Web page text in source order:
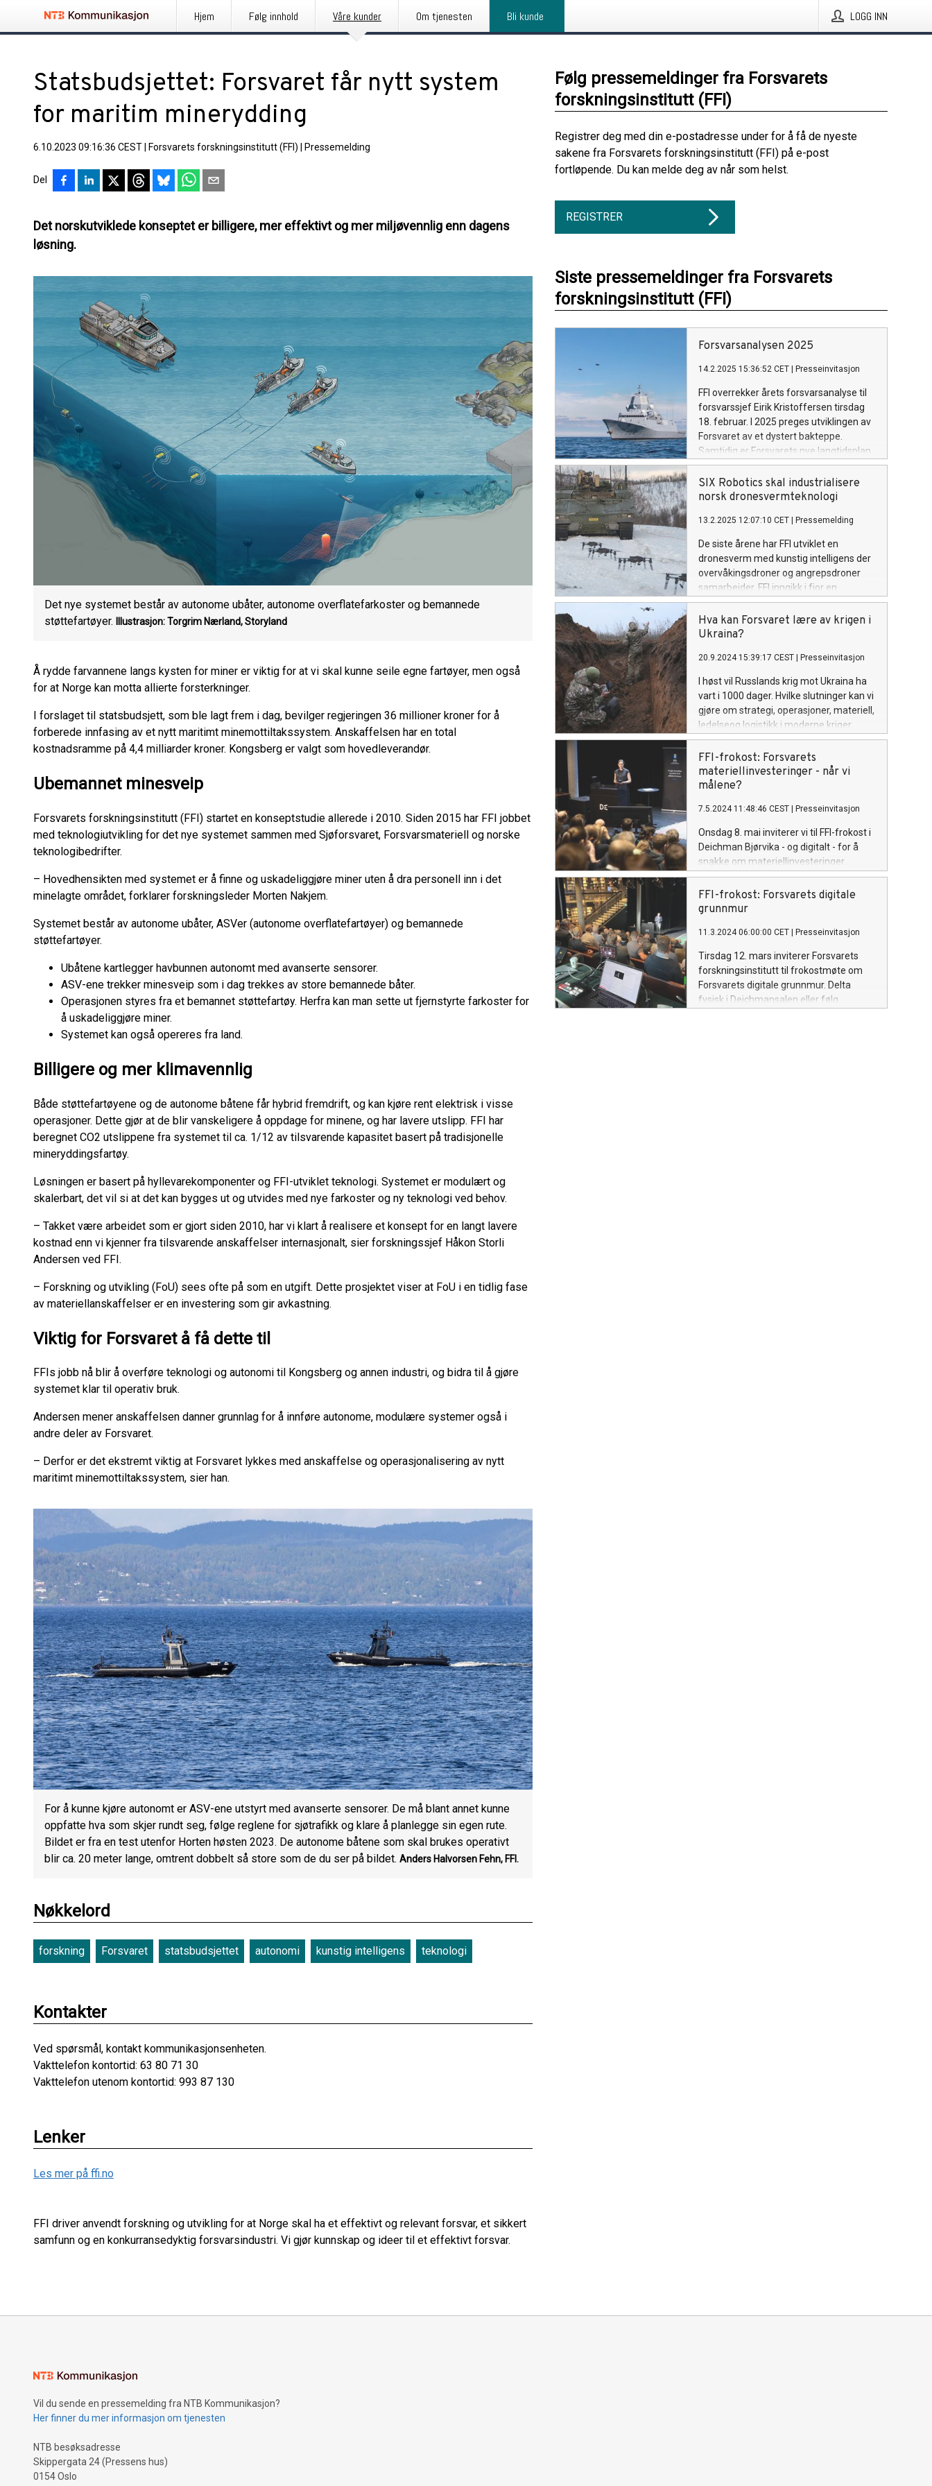
Hjem Følg innhold Våre kunder Om tjenesten Bli kunde LOGG INN
Statsbudsjettet: Forsvaret får nytt system
for maritim minerydding
6.10.2023 09:16:36 CEST Forsvarets forskningsinstitutt (FFI) Pressemelding
Del
Det norskutviklede konseptet er billigere, mer effektivt og mer miljøvennlig enn dagens
løsning.
Det nye systemet består av autonome ubåter, autonome overflatefarkoster og bemannede
støttefartøyer.
Illustrasjon: Torgrim Nærland, Storyland
Å rydde farvannene langs kysten for miner er viktig for at vi skal kunne seile egne fartøyer, men også
for at Norge kan motta allierte forsterkninger.
I forslaget til statsbudsjett, som ble lagt frem i dag, bevilger regjeringen 36 millioner kroner for å
forberede innfasing av et nytt maritimt minemottiltakssystem. Anskaffelsen har en total
kostnadsramme på 4,4 milliarder kroner. Kongsberg er valgt som hovedleverandør.
Ubemannet minesveip
Forsvarets forskningsinstitutt (FFI) startet en konseptstudie allerede i 2010. Siden 2015 har FFI jobbet
med teknologiutvikling for det nye systemet sammen med Sjøforsvaret, Forsvarsmateriell og norske
teknologibedrifter.
– Hovedhensikten med systemet er å finne og uskadeliggjøre miner uten å dra personell inn i det
minelagte området, forklarer forskningsleder Morten Nakjem.
Systemet består av autonome ubåter, ASVer (autonome overflatefartøyer) og bemannede
støttefartøyer.
Ubåtene kartlegger havbunnen autonomt med avanserte sensorer.
ASV-ene trekker minesveip som i dag trekkes av store bemannede båter.
Operasjonen styres fra et bemannet støttefartøy. Herfra kan man sette ut fjernstyrte farkoster for
å uskadeliggjøre miner.
Systemet kan også opereres fra land.
Billigere og mer klimavennlig
Både støttefartøyene og de autonome båtene får hybrid fremdrift, og kan kjøre rent elektrisk i visse
operasjoner. Dette gjør at de blir vanskeligere å oppdage for minene, og har lavere utslipp. FFI har
beregnet CO2 utslippene fra systemet til ca. 1/12 av tilsvarende kapasitet basert på tradisjonelle
mineryddingsfartøy.
Løsningen er basert på hyllevarekomponenter og FFI-utviklet teknologi. Systemet er modulært og
skalerbart, det vil si at det kan bygges ut og utvides med nye farkoster og ny teknologi ved behov.
– Takket være arbeidet som er gjort siden 2010, har vi klart å realisere et konsept for en langt lavere
kostnad enn vi kjenner fra tilsvarende anskaffelser internasjonalt, sier forskningssjef Håkon Storli
Andersen ved FFI.
– Forskning og utvikling (FoU) sees ofte på som en utgift. Dette prosjektet viser at FoU i en tidlig fase
av materiellanskaffelser er en investering som gir avkastning.
Viktig for Forsvaret å få dette til
FFIs jobb nå blir å overføre teknologi og autonomi til Kongsberg og annen industri, og bidra til å gjøre
systemet klar til operativ bruk.
Andersen mener anskaffelsen danner grunnlag for å innføre autonome, modulære systemer også i
andre deler av Forsvaret.
– Derfor er det ekstremt viktig at Forsvaret lykkes med anskaffelse og operasjonalisering av nytt
maritimt minemottiltakssystem, sier han.
For å kunne kjøre autonomt er ASV-ene utstyrt med avanserte sensorer. De må blant annet kunne
oppfatte hva som skjer rundt seg, følge reglene for sjøtrafikk og klare å planlegge sin egen rute.
Bildet er fra en test utenfor Horten høsten 2023. De autonome båtene som skal brukes operativt
blir ca. 20 meter lange, omtrent dobbelt så store som de du ser på bildet. Anders Halvorsen Fehn, FFI.
Nøkkelord
forskning Forsvaret statsbudsjettet autonomi kunstig intelligens teknologi
Kontakter
Ved spørsmål, kontakt kommunikasjonsenheten.
Vakttelefon kontortid: 63 80 71 30
Vakttelefon utenom kontortid: 993 87 130
Lenker
Les mer på ffi.no
FFI driver anvendt forskning og utvikling for at Norge skal ha et effektivt og relevant forsvar, et sikkert
samfunn og en konkurransedyktig forsvarsindustri. Vi gjør kunnskap og ideer til et effektivt forsvar.
Følg pressemeldinger fra Forsvarets
forskningsinstitutt (FFI)
Registrer deg med din e-postadresse under for å få de nyeste
sakene fra Forsvarets forskningsinstitutt (FFI) på e-post
fortløpende. Du kan melde deg av når som helst.
REGISTRER
Siste pressemeldinger fra Forsvarets
forskningsinstitutt (FFI)
Forsvarsanalysen 2025
14.2.2025 15:36:52 CET Presseinvitasjon
FFI overrekker årets forsvarsanalyse til
forsvarssjef Eirik Kristoffersen tirsdag
18. februar. I 2025 preges utviklingen av
Forsvaret av et dystert bakteppe.
Samtidig er Forsvarets nye langtidsplan
historisk, både i økning og enighet.
SIX Robotics skal industrialisere
norsk dronesvermteknologi
13.2.2025 12:07:10 CET Pressemelding
De siste årene har FFI utviklet en
dronesverm med kunstig intelligens der
overvåkingsdroner og angrepsdroner
samarbeider. FFI inngikk i fjor en
lisensavtale og en samarbeidsavtale
med det norske teknologiselskapet SIX
Robotics med tanke på å industrialisere
Hva kan Forsvaret lære av krigen i
Ukraina?
20.9.2024 15:39:17 CEST Presseinvitasjon
I høst vil Russlands krig mot Ukraina ha
vart i 1000 dager. Hvilke slutninger kan vi
gjøre om strategi, operasjoner, materiell,
ledelseog logistikk i moderne kriger,
basert på erfaringene fra Ukraina? Det
er tema for FFI-frokost 24. september.
FFI-frokost: Forsvarets
materiellinvesteringer - når vi
målene?
7.5.2024 11:48:46 CEST Presseinvitasjon
Onsdag 8. mai inviterer vi til FFI-frokost i
Deichman Bjørvika - og digitalt - for å
snakke om materiellinvesteringer.
Forsvarssektorens evne til å løse
morgendagens oppgaver avhenger av
dagens evne til å investere i de rette
gjennomføres på en effektiv måte.
FFI-frokost: Forsvarets digitale
grunnmur
11.3.2024 06:00:00 CET Presseinvitasjon
Tirsdag 12. mars inviterer Forsvarets
forskningsinstitutt til frokostmøte om
Forsvarets digitale grunnmur. Delta
fysisk i Deichmansalen eller følg
Vil du sende en pressemelding fra NTB Kommunikasjon?
Her finner du mer informasjon om tjenesten
NTB besøksadresse
Skippergata 24 (Pressens hus)
0154 Oslo